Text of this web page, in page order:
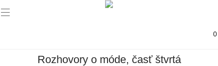
0
Rozhovory o móde, časť štvrtá